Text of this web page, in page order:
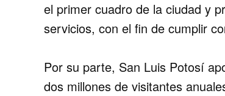
el primer cuadro de la ciudad y
servicios, con el fin de cumplir
Por su parte, San Luis Potosí
dos millones de visitantes